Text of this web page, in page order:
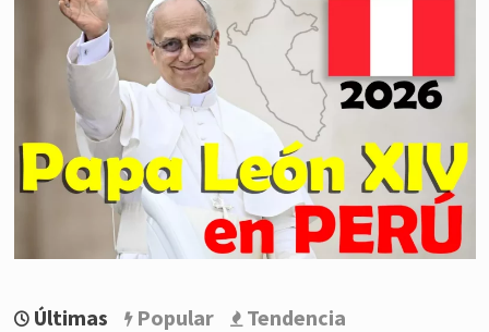
Últimas Popular Tendencia